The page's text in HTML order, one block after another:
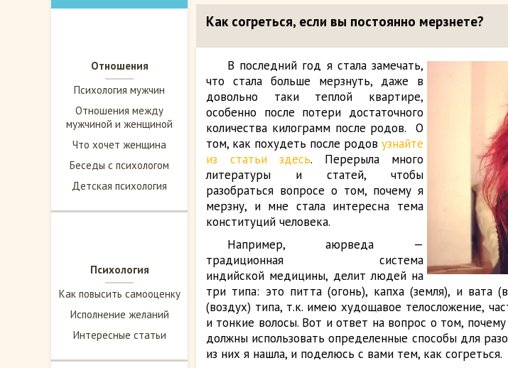
Отношения
Психология мужчин
Отношения между
мужчиной и женщиной
Что хочет женщина
Беседы с психологом
Детская психология
Психология
Как повысить самооценку
Исполнение желаний
Интересные статьи
Как согреться, если вы постоянно мерзнете?
В последний год я стала замечать,
что стала больше мерзнуть, даже в
довольно таки теплой квартире,
особенно после потери достаточного
количества килограмм после родов. О
том, как похудеть после родов узнайте
из статьи здесь. Перерыла много
литературы и статей, чтобы
разобраться вопросе о том, почему я
мерзну, и мне стала интересна тема
конституций человека.
Например, аюрведа —
традиционная система
индийской медицины, делит людей на
три типа: это питта (огонь), капха (земля), и вата
(воздух) типа, т.к. имею худощавое телосложение,
и тонкие волосы. Вот и ответ на вопрос о том,
должны использовать определенные способы для
из них я нашла, и поделюсь с вами тем, как согреться.